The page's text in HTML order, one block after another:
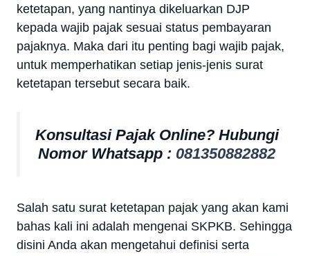
ketetapan, yang nantinya dikeluarkan DJP
kepada wajib pajak sesuai status pembayaran
pajaknya. Maka dari itu penting bagi wajib pajak,
untuk memperhatikan setiap jenis-jenis surat
ketetapan tersebut secara baik.
Konsultasi Pajak Online? Hubungi
Nomor Whatsapp : 081350882882
Salah satu surat ketetapan pajak yang akan kami
bahas kali ini adalah mengenai SKPKB. Sehingga
disini Anda akan mengetahui definisi serta